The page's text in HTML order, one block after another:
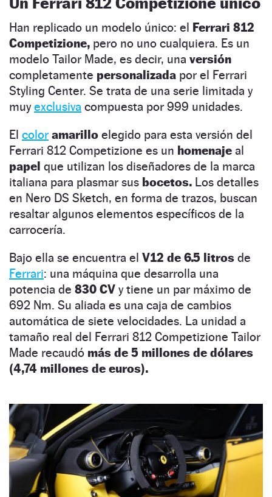
Han replicado un modelo único: el Ferrari 812
Competizione, pero no uno cualquiera. Es un
modelo Tailor Made, es decir, una versión
completamente personalizada por el Ferrari
Styling Center. Se trata de una serie limitada y
muyexclusiva compuesta por 999 unidades.
El color amarillo elegido para esta versión del
Ferrari 812 Competizione es un homenaje al
papel que utilizan los diseñadores de la marca
italiana para plasmar sus bocetos. Los detalles
en Nero DS Sketch, en forma de trazos, buscan
resaltar algunos elementos específicos de la
carrocería.
Bajo ella se encuentra el V12 de 6.5 litros de
Ferrari: una máquina que desarrolla una
potencia de 830 CV y tiene un par máximo de
692 Nm. Su aliada es una caja de cambios
automática de siete velocidades. La unidad a
tamaño real del Ferrari 812 Competizione Tailor
Made recaudó más de 5 millones de dólares
(4,74 millones de euros).